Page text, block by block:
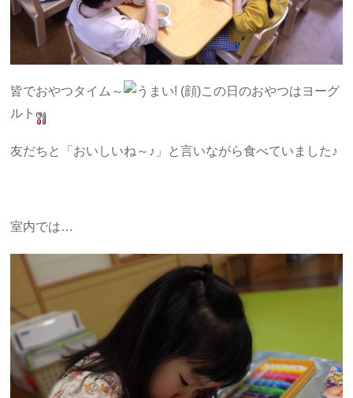
皆でおやつタイム～
この日のおやつはヨーグ
ルト
友だちと「おいしいね～♪」と言いながら食べていました♪
室内では…